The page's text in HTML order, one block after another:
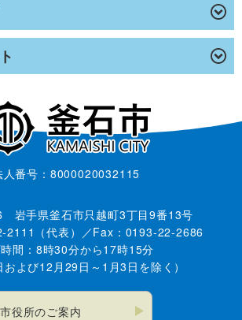
人番号：8000020032115
岩手県釜石市只越町3丁目9番13号
2111（代表）／Fax：0193-22-2686
間：8時30分から17時15分
および12月29日～1月3日を除く）
市役所のご案内